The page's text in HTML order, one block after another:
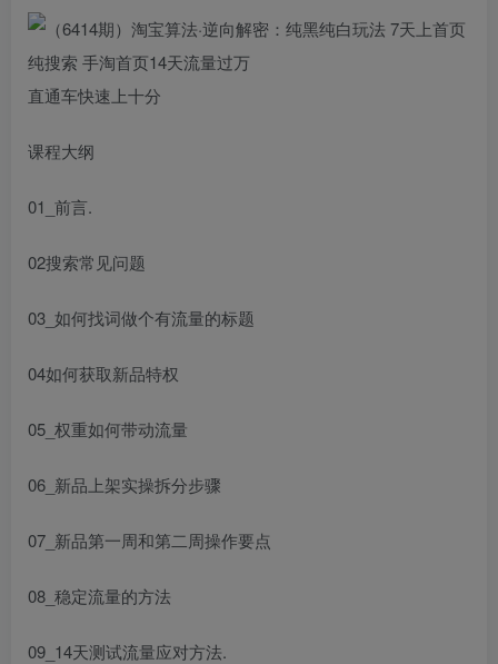
直通车快速上十分
课程大纲
01_前言.
02搜索常见问题
03_如何找词做个有流量的标题
04如何获取新品特权
05_权重如何带动流量
06_新品上架实操拆分步骤
07_新品第一周和第二周操作要点
08_稳定流量的方法
09_14天测试流量应对方法.